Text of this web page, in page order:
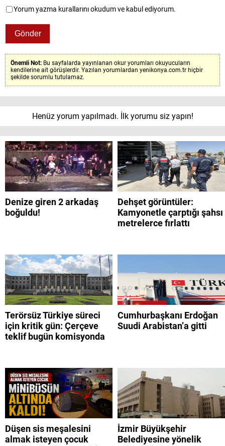
Yorum yazma kurallarını okudum ve kabul ediyorum.
Önemli Not: Bu sayfalarda yayınlanan okur yorumları okuyucuların
kendilerine ait görüşlerdir. Yazılan yorumlardan yenikonya.com.tr hiçbir
şekilde sorumlu tutulamaz.
Henüz yorum yapılmadı. İlk yorumu siz yapın!
Denize giren 2 arkadaş
boğuldu!
Dehşet görüntüler:
Kamyonetle çarptığı şahsı
metrelerce fırlattı
Terörsüz Türkiye süreci
için kritik gün: Çerçeve
teklif bugün komisyonda
Cumhurbaşkanı Erdoğan
Suudi Arabistan’a gitti
Düşen sis meşalesini
almak isteyen çocuk
İzmir Büyükşehir
Belediyesine yönelik